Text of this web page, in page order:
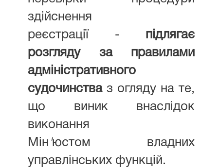
здійснення
реєстрації - підлягає
розгляду за правилами
адміністративного
судочинстваз огляду на те,
що виник внаслідок
виконання
Мін 'юстом владних
управлінських функцій.